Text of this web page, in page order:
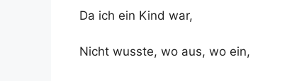
Da ich ein Kind war,
Nicht wusste, wo aus, wo ein,